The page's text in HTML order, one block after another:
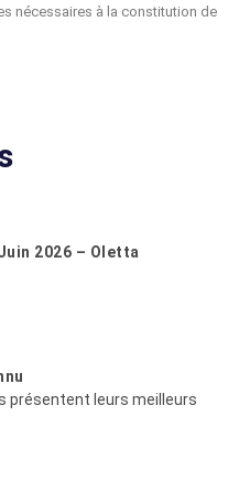
nécessaires à la constitution de
2026 – Oletta
présentent leurs meilleurs